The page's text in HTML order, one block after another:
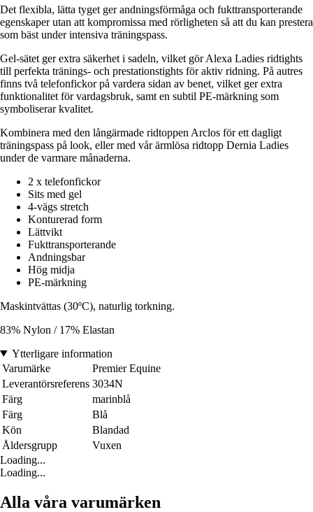
Det flexibla, lätta tyget ger andningsförmåga och fukttransporterande
egenskaper utan att kompromissa med rörligheten så att du kan prestera
som bäst under intensiva träningspass.
Gel-sätet ger extra säkerhet i sadeln, vilket gör Alexa Ladies ridtights
till perfekta tränings- och prestationstights för aktiv ridning. På autres
finns två telefonfickor på vardera sidan av benet, vilket ger extra
funktionalitet för vardagsbruk, samt en subtil PE-märkning som
symboliserar kvalitet.
Kombinera med den långärmade ridtoppen Arclos för ett dagligt
träningspass på look, eller med vår ärmlösa ridtopp Dernia Ladies
under de varmare månaderna.
2 x telefonfickor
Sits med gel
4-vägs stretch
Konturerad form
Lättvikt
Fukttransporterande
Andningsbar
Hög midja
PE-märkning
Maskintvättas (30ºC), naturlig torkning.
83% Nylon / 17% Elastan
Ytterligare information
Varumärke
Premier Equine
Leverantörsreferens 3034N
Färg
marinblå
Färg
Blå
Kön
Blandad
Åldersgrupp
Vuxen
Loading...
Loading...
Alla våra varumärken